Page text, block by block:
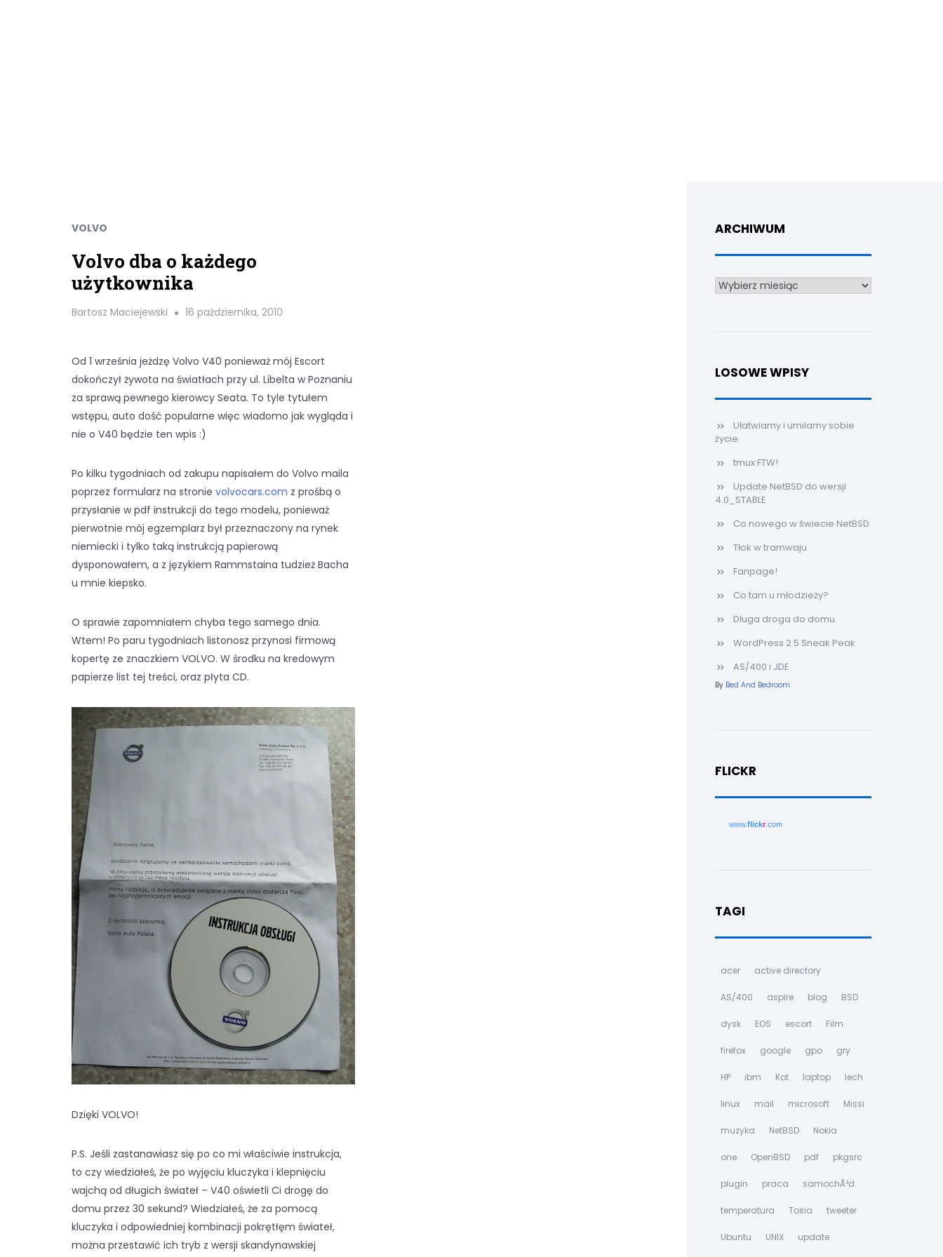
VOLVO
Volvo dba o każdego
użytkownika
Bartosz Maciejewski 16 października, 2010
Od 1 września jeżdzę Volvo V40 ponieważ mój Escort
dokończył żywota na światłach przy ul. Libelta w Poznaniu
za sprawą pewnego kierowcy Seata. To tyle tytułem
wstępu, auto dość popularne więc wiadomo jak wygląda i
nie o V40 będzie ten wpis :)
Po kilku tygodniach od zakupu napisałem do Volvo maila
poprzez formularz na stronie volvocars.com z prośbą o
przysłanie w pdf instrukcji do tego modelu, ponieważ
pierwotnie mój egzemplarz był przeznaczony na rynek
niemiecki i tylko taką instrukcją papierową
dysponowałem, a z językiem Rammstaina tudzież Bacha
u mnie kiepsko.
O sprawie zapomniałem chyba tego samego dnia.
Wtem! Po paru tygodniach listonosz przynosi firmową
kopertę ze znaczkiem VOLVO. W środku na kredowym
papierze list tej treści, oraz płyta CD.
Dzięki VOLVO!
P.S. Jeśli zastanawiasz się po co mi właściwie instrukcja,
to czy wiedziałeś, że po wyjęciu kluczyka i klepnięciu
wajchą od długich świateł – V40 oświetli Ci drogę do
domu przez 30 sekund? Wiedziałeś, że za pomocą
kluczyka i odpowiedniej kombinacji pokrętłęm świateł,
można przestawić ich tryb z wersji skandynawskiej
ARCHIWUM
Archiwum
LOSOWE WPISY
Ułatwiamy i umilamy sobie
życie.
tmux FTW!
Update NetBSD do wersji
4.0_STABLE
Co nowego w świecie NetBSD
Tłok w tramwaju
Fanpage!
Co tam u młodzieży?
Długa droga do domu.
WordPress 2.5 Sneak Peak
AS/400 i JDE
By Bed And Bedroom
FLICKR
www.flickr .com
TAGI
acer active directory
AS/400 aspire blog BSD
dysk EOS escort Film
firefox google gpo gry
HP ibm Kot laptop lech
linux mail microsoft Missi
muzyka NetBSD Nokia
one OpenBSD pdf pkgsrc
plugin praca samochÃ³d
temperatura Tosia tweeter
Ubuntu UNIX update